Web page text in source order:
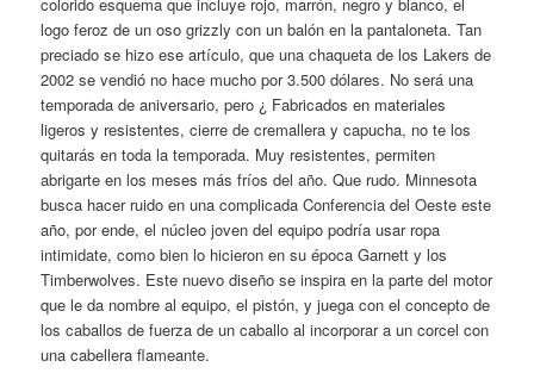
colorido esquema que incluye rojo, marrón, negro y blanco, el
logo feroz de un oso grizzly con un balón en la pantaloneta. Tan
preciado se hizo ese artículo, que una chaqueta de los Lakers de
2002 se vendió no hace mucho por 3.500 dólares. No será una
temporada de aniversario, pero ¿ Fabricados en materiales
ligeros y resistentes, cierre de cremallera y capucha, no te los
quitarás en toda la temporada. Muy resistentes, permiten
abrigarte en los meses más fríos del año. Que rudo. Minnesota
busca hacer ruido en una complicada Conferencia del Oeste este
año, por ende, el núcleo joven del equipo podría usar ropa
intimidate, como bien lo hicieron en su época Garnett y los
Timberwolves. Este nuevo diseño se inspira en la parte del motor
que le da nombre al equipo, el pistón, y juega con el concepto de
los caballos de fuerza de un caballo al incorporar a un corcel con
una cabellera flameante.